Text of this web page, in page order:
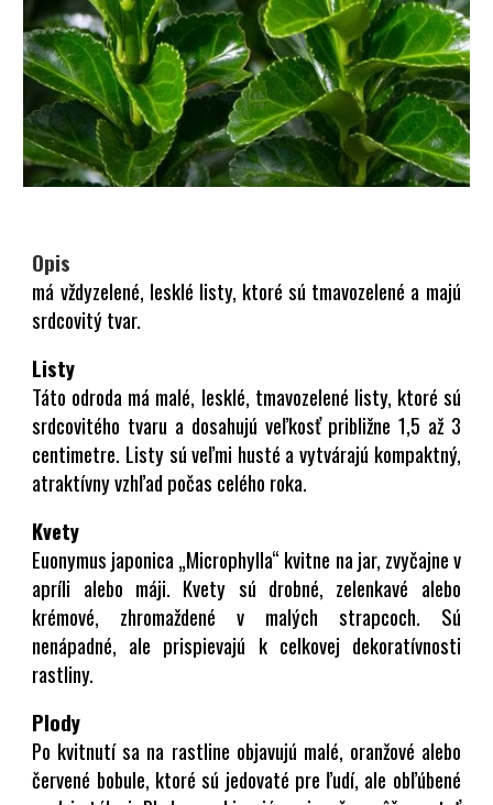
Opis
má vždyzelené, lesklé listy, ktoré sú tmavozelené a majú
srdcovitý tvar.
Listy
Táto odroda má malé, lesklé, tmavozelené listy, ktoré sú
srdcovitého tvaru a dosahujú veľkosť približne 1,5 až 3
centimetre. Listy sú veľmi husté a vytvárajú kompaktný,
atraktívny vzhľad počas celého roka.
Kvety
Euonymus japonica „Microphylla“ kvitne na jar, zvyčajne v
apríli alebo máji. Kvety sú drobné, zelenkavé alebo
krémové, zhromaždené v malých strapcoch. Sú
nenápadné, ale prispievajú k celkovej dekoratívnosti
rastliny.
Plody
Po kvitnutí sa na rastline objavujú malé, oranžové alebo
červené bobule, ktoré sú jedovaté pre ľudí, ale obľúbené